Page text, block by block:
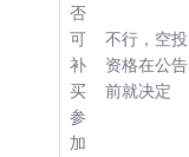
否
可
补
买
参
加
不行，空投
资格在公告
前就决定